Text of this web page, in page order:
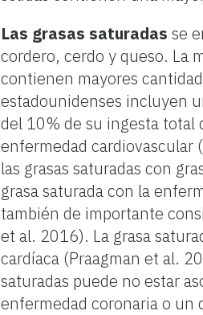
Las grasas saturadas se
cordero, cerdo y queso. La
contienen mayores
estadounidenses incluyen
del 10% de su ingesta total
enfermedad cardiovascular
las grasas saturadas con
grasa saturada con la
también de importante
et al. 2016). La grasa
cardíaca (Praagman et al.
saturadas puede no estar
enfermedad coronaria o un